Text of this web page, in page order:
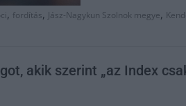
, fordítás, Jász-Nagykun Szolnok megye,
akik szerint „az Index